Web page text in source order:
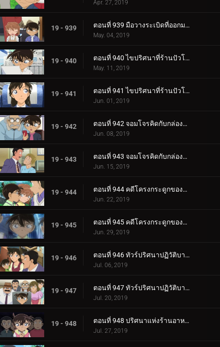
Apr. 27, 2019
19 - 939 ตอนที่ 939 มือวางระเบิดที่ออกมาจากหนังสือภาพ (ตอนจบ)
May. 04, 2019
19 - 940 ตอนที่ 940 ไขปริศนาที่ร้านปัวโรต์ (ตอนแรก)
May. 11, 2019
19 - 941 ตอนที่ 941 ไขปริศนาที่ร้านปัวโรต์ (ตอนจบ)
Jun. 01, 2019
19 - 942 ตอนที่ 942 จอมโจรคิดกับกล่องปริศนา (ตอนแรก)
Jun. 08, 2019
19 - 943 ตอนที่ 943 จอมโจรคิดกับกล่องปริศนา (ตอนจบ)
Jun. 15, 2019
19 - 944 ตอนที่ 944 คดีโครงกระดูกของครูคนใหม่ (ตอนแรก)
Jun. 22, 2019
19 - 945 ตอนที่ 945 คดีโครงกระดูกของครูคนใหม่ (ตอนจบ)
Jun. 29, 2019
19 - 946 ตอนที่ 946 ทัวร์ปริศนาปฏิวัติบาคุมัตสึ (ภาคยามากุจิ)
Jul. 06, 2019
19 - 947 ตอนที่ 947 ทัวร์ปริศนาปฏิวัติบาคุมัตสึ (ภาคฮากิ)
Jul. 20, 2019
19 - 948 ตอนที่ 948 ปริศนาแห่งร้านอาหารชื่อดัง
Jul. 27, 2019